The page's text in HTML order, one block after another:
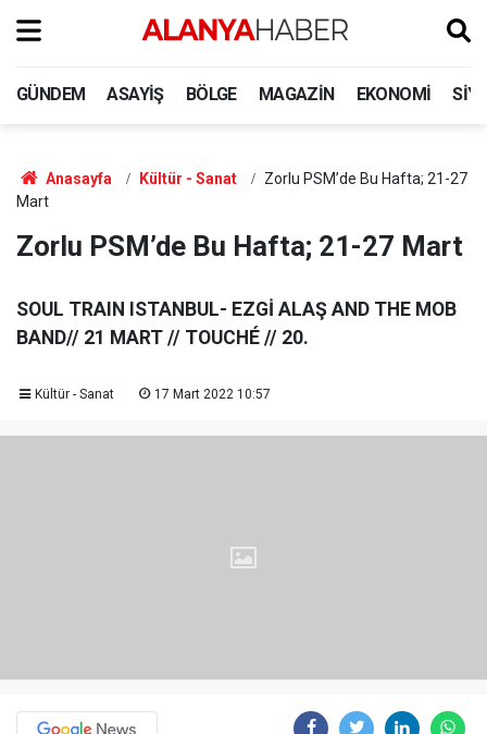
GÜNDEM ASAYIŞ BÖLGE MAGAZIN EKONOMI
Anasayfa Kültür - Sanat
Zorlu PSM’de Bu Hafta; 21-27
Mart
Zorlu PSM’de Bu Hafta; 21-27 Mart
SOUL TRAIN ISTANBUL- EZGİ ALAŞ AND THE MOB
BAND// 21 MART // TOUCHÉ // 20.
Kültür - Sanat 17 Mart 2022 10:57